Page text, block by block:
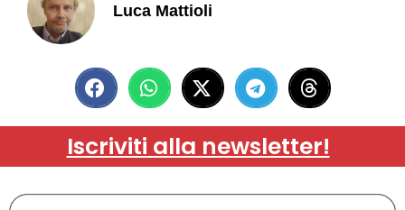
Luca Mattioli
Iscriviti alla newsletter!